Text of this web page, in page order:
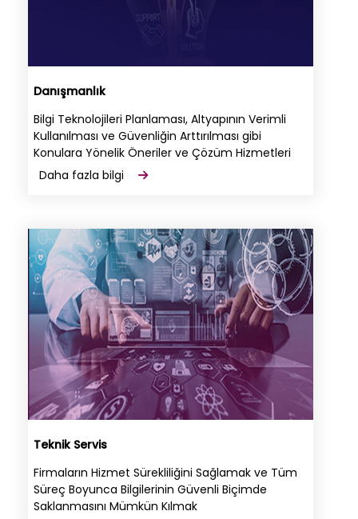
Danışmanlık
Bilgi Teknolojileri Planlaması, Altyapının Verimli
Kullanılması ve Güvenliğin Arttırılması gibi
Konulara Yönelik Öneriler ve Çözüm Hizmetleri
Daha fazla bilgi
Teknik Servis
Firmaların Hizmet Sürekliliğini Sağlamak ve Tüm
Süreç Boyunca Bilgilerinin Güvenli Biçimde
Saklanmasını Mümkün Kılmak